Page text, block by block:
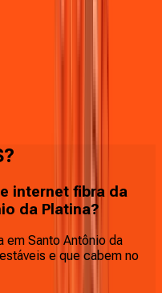
internet fibra da
da Platina?
em Santo Antônio da
e que cabem no